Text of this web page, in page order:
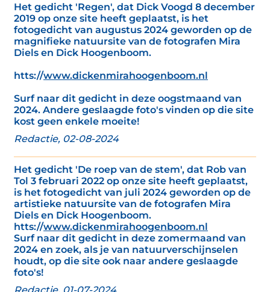
Het gedicht 'Regen', dat Dick Voogd 8 december
2019 op onze site heeft geplaatst, is het
fotogedicht van augustus 2024 geworden op de
magnifieke natuursite van de fotografen Mira
Diels en Dick Hoogenboom.
htts://www.dickenmirahoogenboom.nl
Surf naar dit gedicht in deze oogstmaand van
2024. Andere geslaagde foto's vinden op die site
kost geen enkele moeite!
Redactie, 02-08-2024
Het gedicht 'De roep van de stem', dat Rob van
Tol 3 februari 2022 op onze site heeft geplaatst,
is het fotogedicht van juli 2024 geworden op de
artistieke natuursite van de fotografen Mira
Diels en Dick Hoogenboom.
htts://www.dickenmirahoogenboom.nl
Surf naar dit gedicht in deze zomermaand van
2024 en zoek, als je van natuurverschijnselen
houdt, op die site ook naar andere geslaagde
foto's!